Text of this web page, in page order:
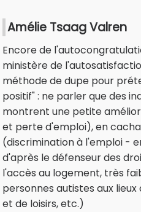
Amélie Tsaag Valren
Encore de
ministère de
méthode de dupe pour
positif" : ne parler que des
montrent une petite
et perte d'emploi), en
(discrimination à l'emploi -
d'après le défenseur des
l'accès au logement, très
personnes autistes aux
et de loisirs, etc.)